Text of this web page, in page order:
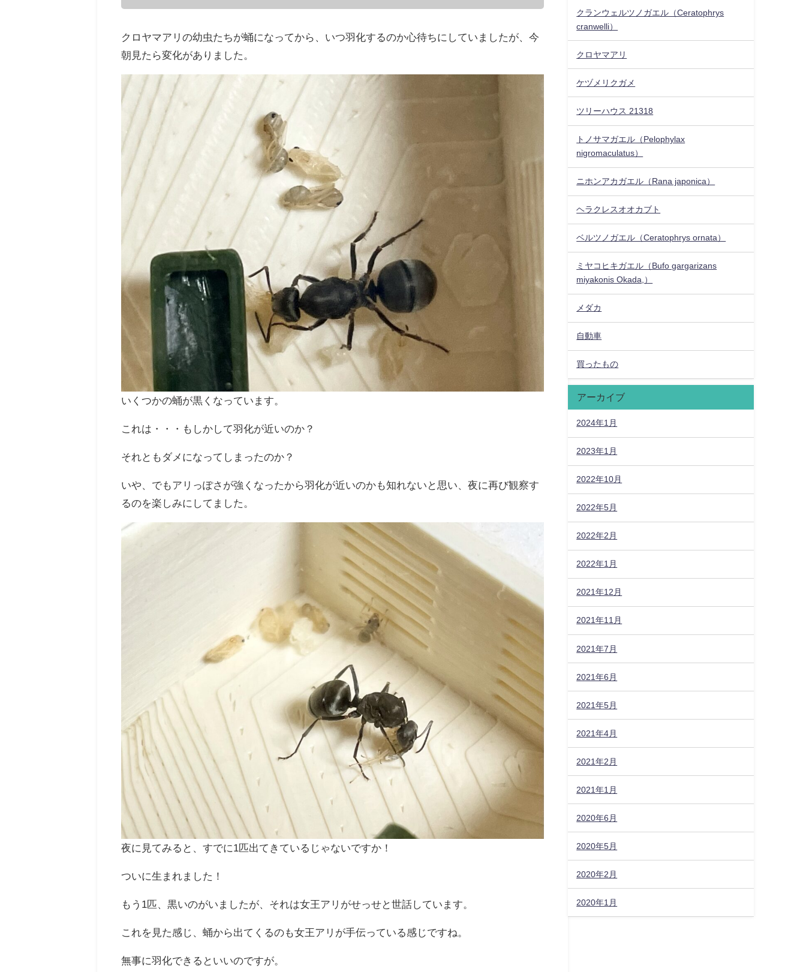
クロヤマアリの幼虫たちが蛹になってから、いつ羽化するのか心待ちにしていましたが、今
朝見たら変化がありました。
いくつかの蛹が黒くなっています。
これは・・・もしかして羽化が近いのか？
それともダメになってしまったのか？
いや、でもアリっぽさが強くなったから羽化が近いのかも知れないと思い、夜に再び観察す
るのを楽しみにしてました。
夜に見てみると、すでに1匹出てきているじゃないですか！
ついに生まれました！
もう1匹、黒いのがいましたが、それは女王アリがせっせと世話しています。
これを見た感じ、蛹から出てくるのも女王アリが手伝っている感じですね。
無事に羽化できるといいのですが。
クランウェルツノガエル（Ceratophrys
cranwelli）
クロヤマアリ
ケヅメリクガメ
ツリーハウス 21318
トノサマガエル（Pelophylax
nigromaculatus）
ニホンアカガエル（Rana japonica）
ヘラクレスオオカブト
ベルツノガエル（Ceratophrys ornata）
ミヤコヒキガエル（Bufo gargarizans
miyakonis Okada,）
メダカ
自動車
買ったもの
アーカイブ
2024年1月
2023年1月
2022年10月
2022年5月
2022年2月
2022年1月
2021年12月
2021年11月
2021年7月
2021年6月
2021年5月
2021年4月
2021年2月
2021年1月
2020年6月
2020年5月
2020年2月
2020年1月